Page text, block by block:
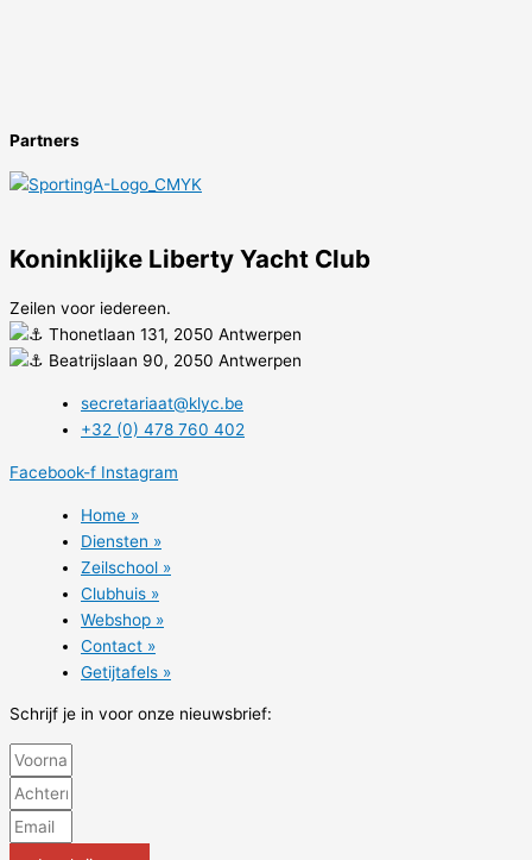
Partners
Koninklijke Liberty Yacht Club
Zeilen voor iedereen.
Thonetlaan 131, 2050 Antwerpen
Beatrijslaan 90, 2050 Antwerpen
secretariaat@klyc.be
+32 (0) 478 760 402
Facebook-f Instagram
Home »
Diensten »
Zeilschool »
Clubhuis »
Webshop »
Contact »
Getijtafels »
Schrijf je in voor onze nieuwsbrief: